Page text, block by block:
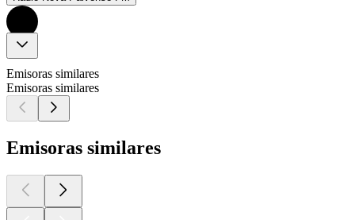
Emisoras similares
Emisoras similares
Emisoras similares